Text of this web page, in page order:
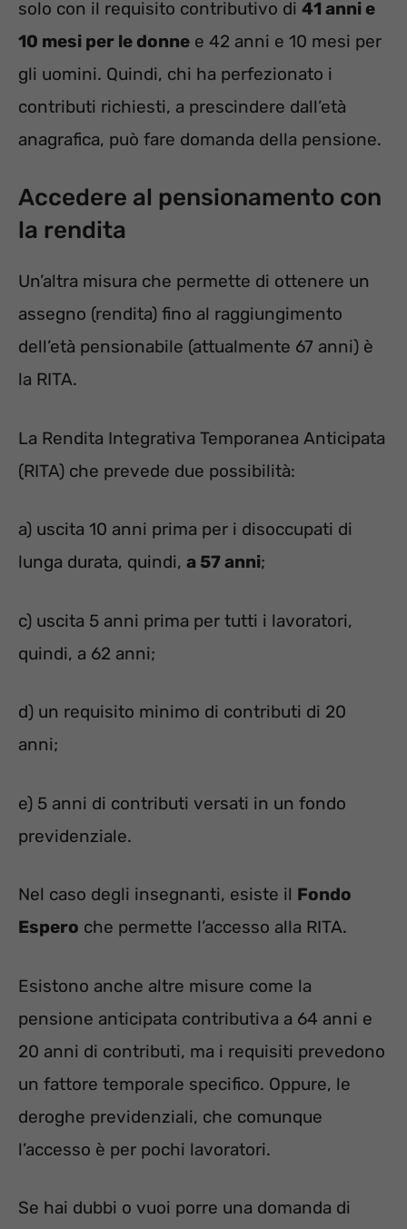
solo con il requisito contributivo di 41 anni e
10 mesi per le donne e 42 anni e 10 mesi per
gli uomini. Quindi, chi ha perfezionato i
contributi richiesti, a prescindere dall’età
anagrafica, può fare domanda della pensione.
Accedere al pensionamento con
la rendita
Un’altra misura che permette di ottenere un
assegno (rendita) fino al raggiungimento
dell’età pensionabile (attualmente 67 anni) è
la RITA.
La Rendita Integrativa Temporanea Anticipata
(RITA) che prevede due possibilità:
a) uscita 10 anni prima per i disoccupati di
lunga durata, quindi, a 57 anni;
c) uscita 5 anni prima per tutti i lavoratori,
quindi, a 62 anni;
d) un requisito minimo di contributi di 20
anni;
e) 5 anni di contributi versati in un fondo
previdenziale.
Nel caso degli insegnanti, esiste il Fondo
Espero che permette l’accesso alla RITA.
Esistono anche altre misure come la
pensione anticipata contributiva a 64 anni e
20 anni di contributi, ma i requisiti prevedono
un fattore temporale specifico. Oppure, le
deroghe previdenziali, che comunque
l’accesso è per pochi lavoratori.
Se hai dubbi o vuoi porre una domanda di